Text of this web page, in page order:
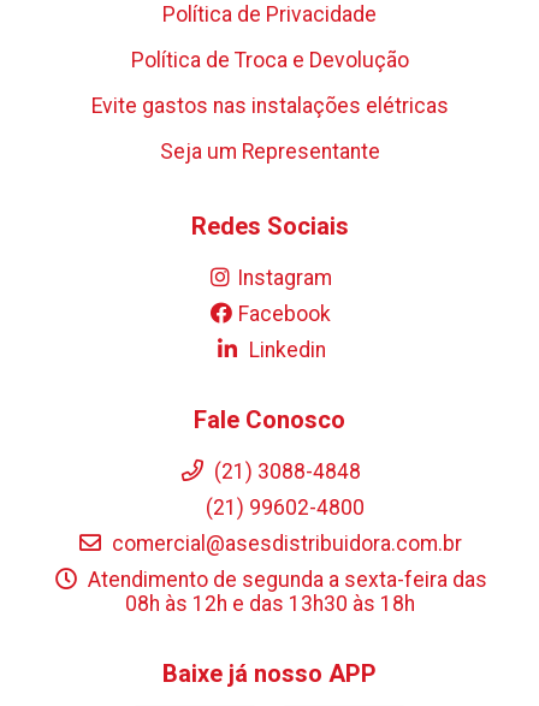
Política de Privacidade
Política de Troca e Devolução
Evite gastos nas instalações elétricas
Seja um Representante
Redes Sociais
Instagram
Facebook
Linkedin
Fale Conosco
(21) 3088-4848
(21) 99602-4800
comercial@asesdistribuidora.com.br
Atendimento de segunda a sexta-feira das
08h às 12h e das 13h30 às 18h
Baixe já nosso APP